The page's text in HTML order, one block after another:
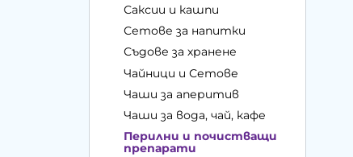
Саксии и кашпи
Сетове за напитки
Съдове за хранене
Чайници и Сетове
Чаши за аперитив
Чаши за вода, чай, кафе
Перилни и почистващи
препарати